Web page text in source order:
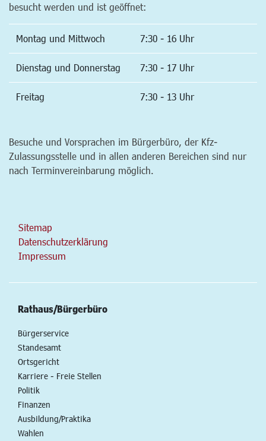
besucht werden und ist geöffnet:
Montag und Mittwoch 7:30 - 16 Uhr
Dienstag und Donnerstag 7:30 - 17 Uhr
Freitag 7:30 - 13 Uhr
Besuche und Vorsprachen im Bürgerbüro, der Kfz-
Zulassungsstelle und in allen anderen Bereichen sind nur
nach Terminvereinbarung möglich.
Sitemap
Datenschutzerklärung
Impressum
Rathaus/Bürgerbüro
Bürgerservice
Standesamt
Ortsgericht
Karriere - Freie Stellen
Politik
Finanzen
Ausbildung/Praktika
Wahlen